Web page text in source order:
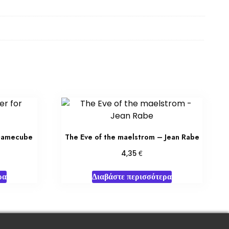
The Eve of the maelstrom – Jean Rabe
4,35€
Διαβάστε περισσότερα